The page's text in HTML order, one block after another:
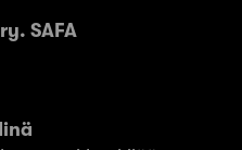
SAFA